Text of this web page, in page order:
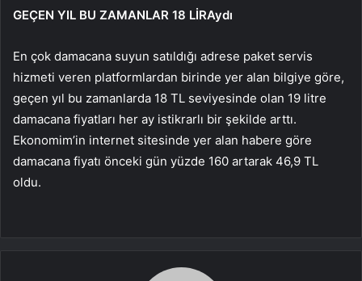
GEÇEN YIL BU ZAMANLAR 18 LİRAydı
En çok damacana suyun satıldığı adrese paket servis
hizmeti veren platformlardan birinde yer alan bilgiye göre,
geçen yıl bu zamanlarda 18 TL seviyesinde olan 19 litre
damacana fiyatları her ay istikrarlı bir şekilde arttı.
Ekonomim’in internet sitesinde yer alan habere göre
damacana fiyatı önceki gün yüzde 160 artarak 46,9 TL
oldu.